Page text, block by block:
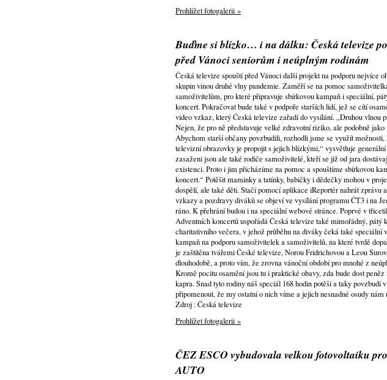
Prohlížet fotogalerii »
Buďme si blízko… i na dálku: Česká televize
před Vánoci seniorům i neúplným rodinám
Česká televize spouští před Vánoci další projekt na podporu nejvíce
skupin vinou druhé vlny pandemie. Zaměří se na pomoc
samoživitelům, pro které připravuje sbírkovou kampaň i speciální,
koncert. Pokračovat bude také v podpoře starších lidí, jež se cítí
video vzkaz, který Česká televize zařadí do vysílání. „Druhou vlnou
Nejen, že pro ně představuje velké zdravotní riziko, ale podobně
Abychom starší občany povzbudili, rozhodli jsme se využít
televizní obrazovky je propojit s jejich blízkými,“ vysvětluje
zasaženi jsou ale také rodiče samoživitelé, kteří se již od jara
existenci. Proto i jim přicházíme na pomoc a spouštíme sbírkovou
koncert.“ Potěšit maminky a tatínky, babičky i dědečky mohou v
dospělí, ale také děti. Stačí pomocí aplikace iReportér nahrát zprávu
vzkazy a pozdravy diváků se objeví ve vysílání programu ČT3 i na
ráno. K přehrání budou i na speciální webové stránce. Poprvé v
Adventních koncertů uspořádá Česká televize také mimořádný, pátý
charitativního večera, v jehož průběhu na diváky čeká také speciální
kampaň na podporu samoživitelek a samoživitelů, na které tvrdě
je zaštítěna tvářemi České televize, Norou Fridrichovou a Leou
dlouhodobě, a proto vím, že zrovna vánoční období pro mnohé z
Kromě pocitu osamění jsou tu i praktické obavy, zda bude dost
kapra. Snad tyto rodiny náš speciál 168 hodin potěší a taky povzbudí
připomenout, že my ostatní o nich víme a jejich nesnadné osudy
Zdroj : Česká televize
Prohlížet fotogalerii »
ČEZ ESCO vybudovala velkou fotovoltaiku
AUTO